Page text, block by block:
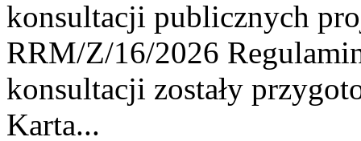
konsultacji publicznych
RRM/Z/16/2026
konsultacji zostały
Karta...